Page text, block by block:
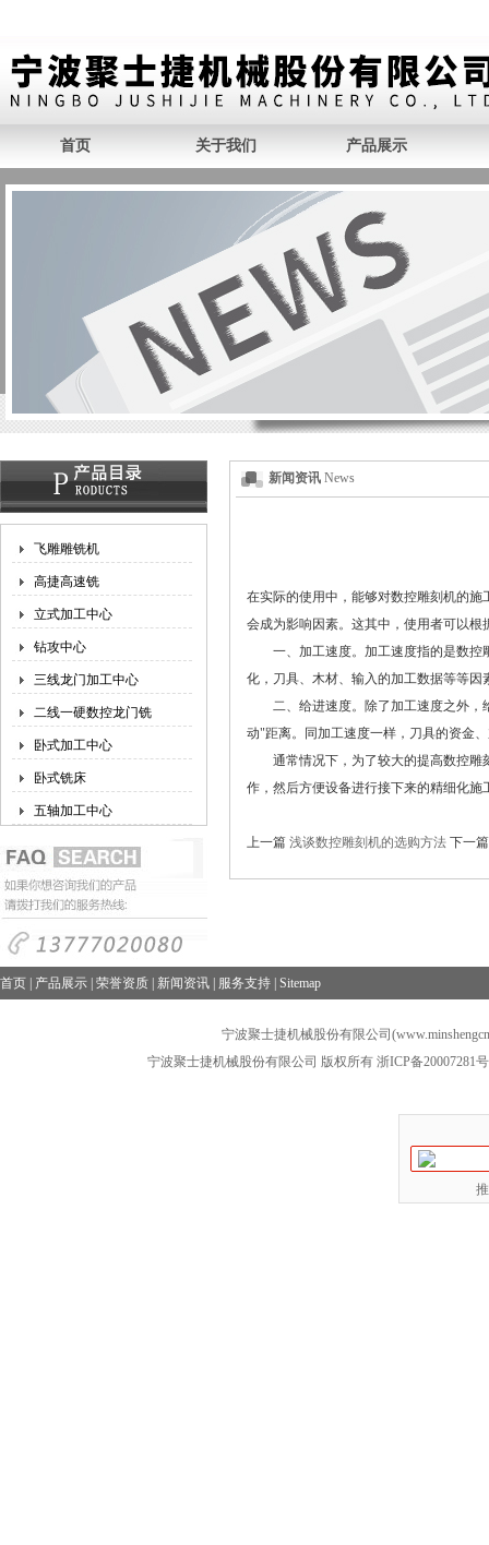
首页 关于我们 产品展示
飞雕雕铣机
高捷高速铣
立式加工中心
钻攻中心
三线龙门加工中心
二线一硬数控龙门铣
卧式加工中心
卧式铣床
五轴加工中心
新闻资讯 News
在实际的使用中，能够对数控雕刻机的
会成为影响因素。这其中，使用者可以
一、加工速度。加工速度指的是数控
化，刀具、木材、输入的加工数据等等
二、给进速度。除了加工速度之外，
动"距离。同加工速度一样，刀具的资金
通常情况下，为了较大的提高数控雕
作，然后方便设备进行接下来的精细化施
上一篇 浅谈数控雕刻机的选购方法 下一
首页 产品展示 荣誉资质 新闻资讯 服务支持 Sitemap
宁波聚士捷机械股份有限公司
宁波聚士捷机械股份有限公司 版权所有 浙ICP备20007281